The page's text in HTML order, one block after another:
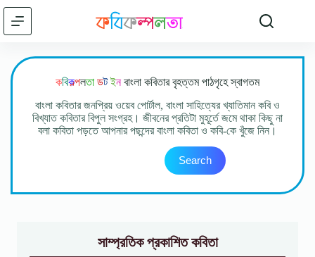
Skip
content
কবিকল্পলতা ডট ইনবাংলা কবিতার বৃহত্তম পাঠগৃহে স্বাগতম
বাংলা কবিতার জনপ্রিয় ওয়েব পোর্টাল, বাংলা সাহিত্যের খ্যাতিমান কবি ও
বিখ্যাত কবিতার বিপুল সংগ্রহ। জীবনের প্রতিটা মুহূর্তে জমে থাকা কিছু না
বলা কবিতা পড়তে আপনার পছন্দের বাংলা কবিতা ও কবি-কে খুঁজে নিন।
Search
সাম্প্রতিক প্রকাশিত কবিতা